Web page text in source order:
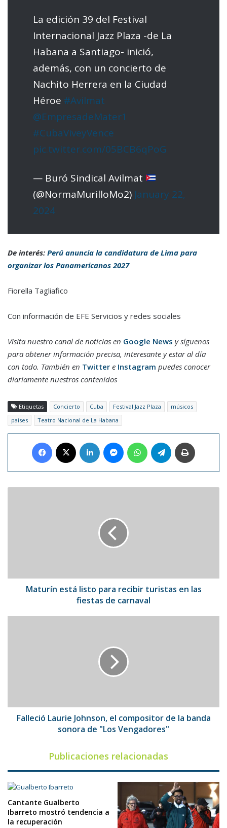
La edición 39 del Festival
Internacional Jazz Plaza -de La
Habana a Santiago- inició,
además, con un concierto de
Nachito Herrera en la Ciudad
Héroe #Avilmat
@EmpresadeMater1
#CubaViveyVence
pic.twitter.com/05BCB6qPoG
— Buró Sindical Avilmat
(@NormaMurilloMo2) January 22,
2024
De interés: Perú anuncia la candidatura de Lima para
organizar los Panamericanos 2027
Fiorella Tagliafico
Con información de EFE Servicios y redes sociales
Visita nuestro canal de noticias en Google News y síguenos
para obtener información precisa, interesante y estar al día
con todo. También en Twitter e Instagram puedes conocer
diariamente nuestros contenidos
Etiquetas Concierto Cuba Festival Jazz Plaza
músicos
paises
Teatro Nacional de La Habana
Facebook LinkedIn MessengerWhatsAppTelegram
fiestas
Maturín está listo para recibir turistas en las
fiestas de carnaval
sonora
Falleció Laurie Johnson, el compositor de la banda
sonora de "Los Vengadores"
Publicaciones relacionadas
Cantante Gualberto
Ibarreto mostró tendencia a
la recuperación